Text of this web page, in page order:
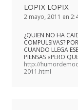
LOPIX LOPIX
2 mayo, 2011 en
¿QUIEN NO HA
COMPULSIVAS?
CUANDO LLEGA
PIENSAS «PERO
http://
2011.html